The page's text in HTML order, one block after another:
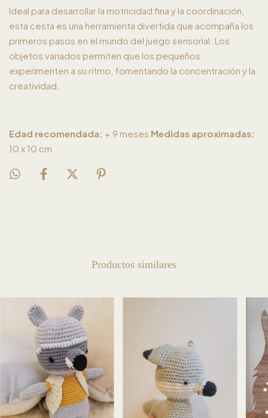
Ideal para desarrollar la motricidad fina y la coordinación,
esta cesta es una herramienta divertida que acompaña los
primeros pasos en el mundo del juego sensorial. Los
objetos variados permiten que los pequeños
experimenten a su ritmo, fomentando la concentración y la
creatividad.
Edad recomendada: + 9 meses Medidas aproximadas:
10 x 10 cm
Productos similares